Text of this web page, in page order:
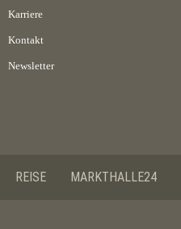
Karriere
Kontakt
Newsletter
REISE MARKTHALLE24